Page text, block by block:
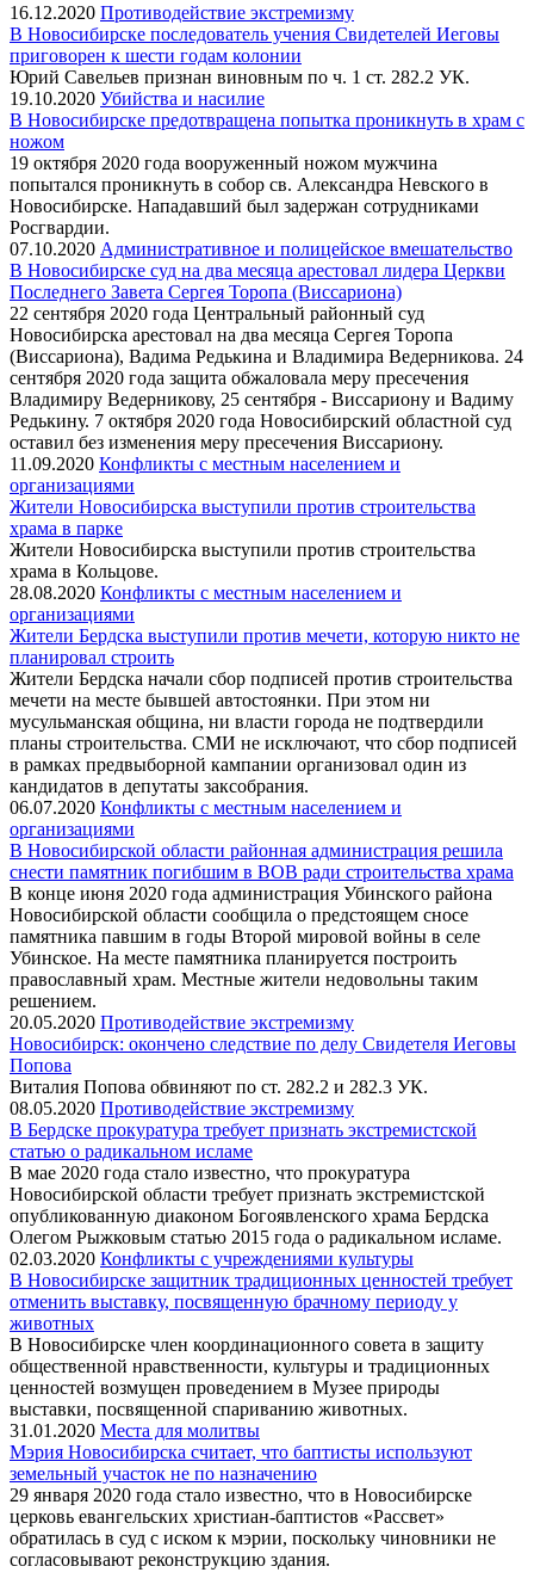
16.12.2020 Противодействие экстремизму
В Новосибирске последователь учения Свидетелей Иеговы
приговорен к шести годам колонии
Юрий Савельев признан виновным по ч. 1 ст. 282.2 УК.
19.10.2020 Убийства и насилие
В Новосибирске предотвращена попытка проникнуть в храм с
ножом
19 октября 2020 года вооруженный ножом мужчина
попытался проникнуть в собор св. Александра Невского в
Новосибирске. Нападавший был задержан сотрудниками
Росгвардии.
07.10.2020 Административное и полицейское вмешательство
В Новосибирске суд на два месяца арестовал лидера Церкви
Последнего Завета Сергея Торопа (Виссариона)
22 сентября 2020 года Центральный районный суд
Новосибирска арестовал на два месяца Сергея Торопа
(Виссариона), Вадима Редькина и Владимира Ведерникова. 24
сентября 2020 года защита обжаловала меру пресечения
Владимиру Ведерникову, 25 сентября - Виссариону и Вадиму
Редькину. 7 октября 2020 года Новосибирский областной суд
оставил без изменения меру пресечения Виссариону.
11.09.2020 Конфликты с местным населением и
организациями
Жители Новосибирска выступили против строительства
храма в парке
Жители Новосибирска выступили против строительства
храма в Кольцове.
28.08.2020 Конфликты с местным населением и
организациями
Жители Бердска выступили против мечети, которую никто не
планировал строить
Жители Бердска начали сбор подписей против строительства
мечети на месте бывшей автостоянки. При этом ни
мусульманская община, ни власти города не подтвердили
планы строительства. СМИ не исключают, что сбор подписей
в рамках предвыборной кампании организовал один из
кандидатов в депутаты заксобрания.
06.07.2020 Конфликты с местным населением и
организациями
В Новосибирской области районная администрация решила
снести памятник погибшим в ВОВ ради строительства храма
В конце июня 2020 года администрация Убинского района
Новосибирской области сообщила о предстоящем сносе
памятника павшим в годы Второй мировой войны в селе
Убинское. На месте памятника планируется построить
православный храм. Местные жители недовольны таким
решением.
20.05.2020 Противодействие экстремизму
Новосибирск: окончено следствие по делу Свидетеля Иеговы
Попова
Виталия Попова обвиняют по ст. 282.2 и 282.3 УК.
08.05.2020 Противодействие экстремизму
В Бердске прокуратура требует признать экстремистской
статью о радикальном исламе
В мае 2020 года стало известно, что прокуратура
Новосибирской области требует признать экстремистской
опубликованную диаконом Богоявленского храма Бердска
Олегом Рыжковым статью 2015 года о радикальном исламе.
02.03.2020 Конфликты с учреждениями культуры
В Новосибирске защитник традиционных ценностей требует
отменить выставку, посвященную брачному периоду у
животных
В Новосибирске член координационного совета в защиту
общественной нравственности, культуры и традиционных
ценностей возмущен проведением в Музее природы
выставки, посвященной спариванию животных.
31.01.2020 Места для молитвы
Мэрия Новосибирска считает, что баптисты используют
земельный участок не по назначению
29 января 2020 года стало известно, что в Новосибирске
церковь евангельских христиан-баптистов «Рассвет»
обратилась в суд с иском к мэрии, поскольку чиновники не
согласовывают реконструкцию здания.